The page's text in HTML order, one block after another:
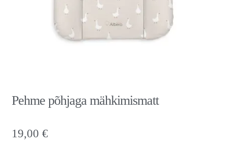
Pehme põhjaga mähkimismatt
19,00 €